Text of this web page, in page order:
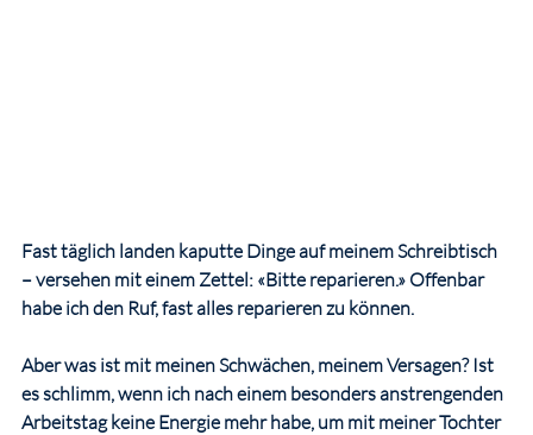
Fast täglich landen kaputte Dinge auf meinem Schreibtisch
– versehen mit einem Zettel: «Bitte reparieren.» Offenbar
habe ich den Ruf, fast alles reparieren zu können.
Aber was ist mit meinen Schwächen, meinem Versagen? Ist
es schlimm, wenn ich nach einem besonders anstrengenden
Arbeitstag keine Energie mehr habe, um mit meiner Tochter